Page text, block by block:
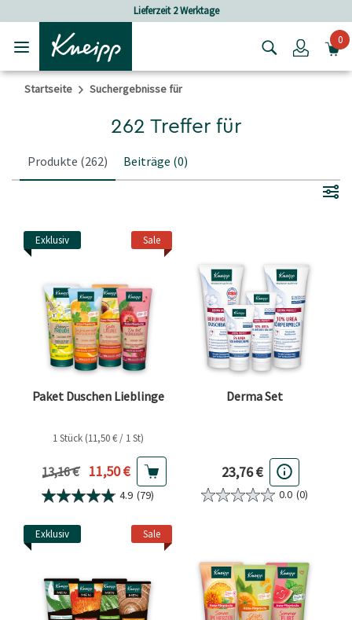
Login0
Startseite Suchergebnisse für
262 Treffer für
Produkte (262) Beiträge (0)
Sale
Exklusiv
Paket Duschen Lieblinge
1 Stück (11,50 € / 1 St)
Vorheriger Preis
13,16 € Aktueller Preis
11,50 €
4.9 (79)
Derma Set
23,76 €
0.0 (0)
Sale
Exklusiv